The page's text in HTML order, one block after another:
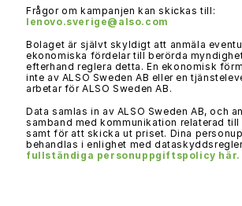
Frågor om kampanjen kan skickas till:
lenovo.sverige@also.com
Bolaget är självt skyldigt att anmäla
ekonomiska fördelar till berörda
efterhand reglera detta. En ekonomisk
inte av ALSO Sweden AB eller en
arbetar för ALSO Sweden AB.
Data samlas in av ALSO Sweden AB, och
samband med kommunikation relaterad till
samt för att skicka ut priset. Dina
behandlas i enlighet med
fullständiga personuppgiftspolicy här.